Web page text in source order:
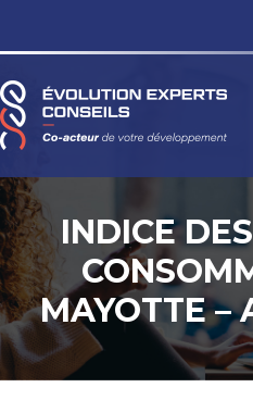
Aller
au
INDICE
MAYOTTE –